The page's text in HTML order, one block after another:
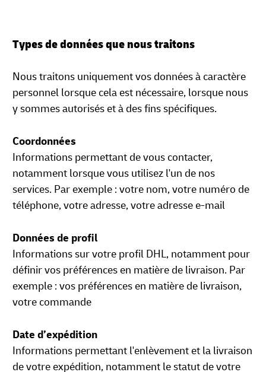
Types de données que nous traitons
Nous traitons uniquement vos données à caractère
personnel lorsque cela est nécessaire, lorsque nous
y sommes autorisés et à des fins spécifiques.
Coordonnées
Informations permettant de vous contacter,
notamment lorsque vous utilisez l'un de nos
services. Par exemple : votre nom, votre numéro de
téléphone, votre adresse, votre adresse e-mail
Données de profil
Informations sur votre profil DHL, notamment pour
définir vos préférences en matière de livraison. Par
exemple : vos préférences en matière de livraison,
votre commande
Date d’expédition
Informations permettant l'enlèvement et la livraison
de votre expédition, notamment le statut de votre